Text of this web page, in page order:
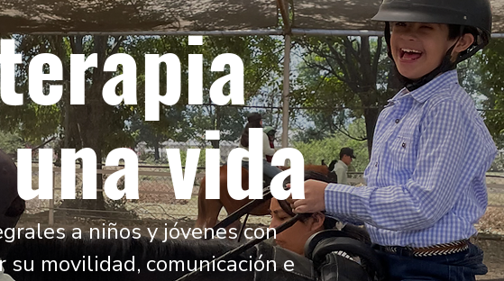
vida
a niños y jóvenes con
movilidad, comunicación e